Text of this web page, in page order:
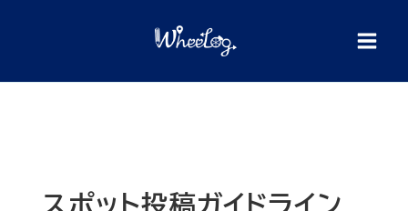
スポット投稿ガイドライン